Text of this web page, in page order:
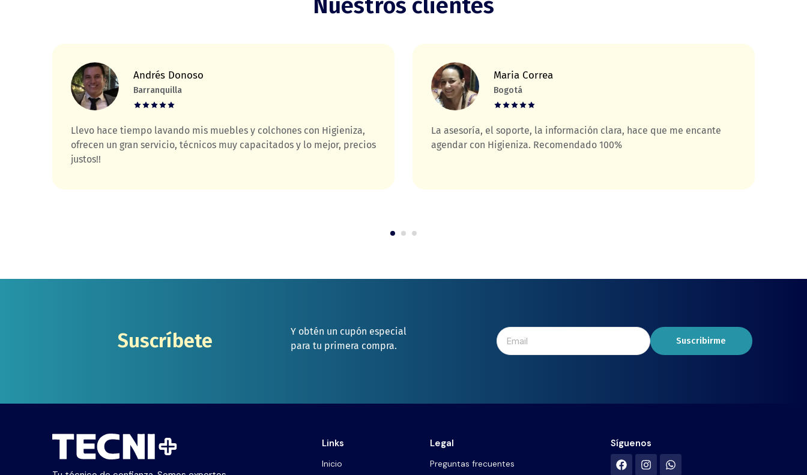
Andrés Donoso
Barranquilla
Llevo hace tiempo lavando mis muebles y colchones con Higieniza,
ofrecen un gran servicio, técnicos muy capacitados y lo mejor, precios
justos!!
Maria Correa
Bogotá
La asesoría, el soporte, la información clara, hace que me encante
agendar con Higieniza. Recomendado 100%
Suscríbete
Y obtén un cupón especial
para tu primera compra.
Suscribirme
Links
Inicio
Legal
Preguntas frecuentes
Síguenos